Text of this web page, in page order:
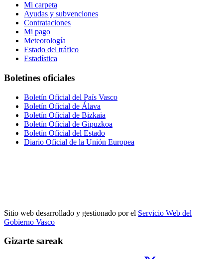
Mi carpeta
Ayudas y subvenciones
Contrataciones
Mi pago
Meteorología
Estado del tráfico
Estadística
Boletines oficiales
Boletín Oficial del País Vasco
Boletín Oficial de Álava
Boletín Oficial de Bizkaia
Boletín Oficial de Gipuzkoa
Boletín Oficial del Estado
Diario Oficial de la Unión Europea
Sitio web desarrollado y gestionado por el Servicio Web del
Gobierno Vasco
Gizarte sareak